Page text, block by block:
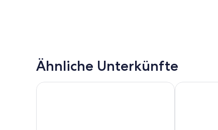
Ähnliche Unterkünfte
Lake Hotel Ifigenia Hotel Lago